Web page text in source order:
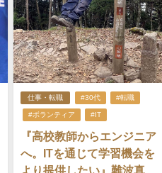
仕事・転職 #30代 #転職
#ボランティア #IT
『高校教師からエンジニア
へ。ITを通じて学習機会を
より提供したい』難波真